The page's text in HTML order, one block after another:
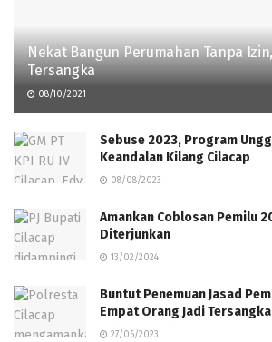
Nekat Bangun Perumahan Tanpa Izin,
Tersangka
08/10/2021
Sebuse 2023, Program
Keandalan Kilang Cilacap
08/08/2023
Amankan Coblosan Pemilu
Diterjunkan
13/02/2024
Buntut Penemuan Jasad
Empat Orang Jadi
27/06/2023